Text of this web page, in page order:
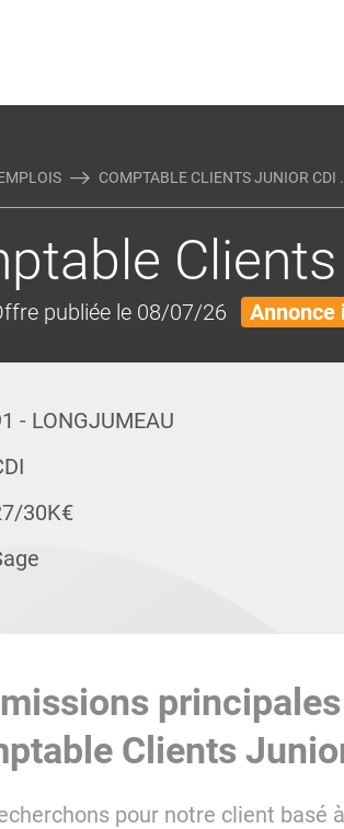
COMPTABLE CLIENTS JUNIOR CDI
publiée le 08/07/26 Annonce
- LONGJUMEAU
30K€
Clients
pour notre client basé à